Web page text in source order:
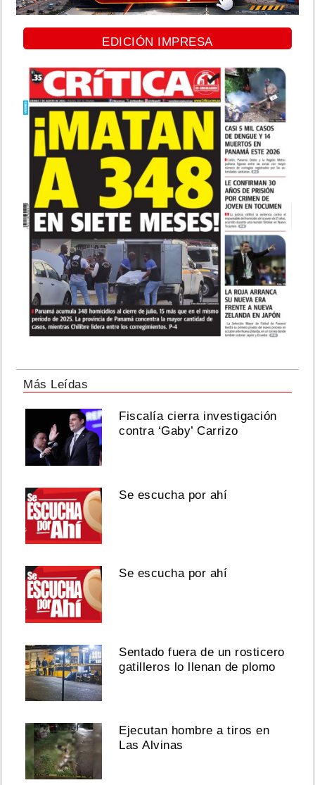
EDICIÓN IMPRESA
Más Leídas
Fiscalía cierra investigación
contra ‘Gaby’ Carrizo
Se escucha por ahí
Se escucha por ahí
Sentado fuera de un rosticero
gatilleros lo llenan de plomo
Ejecutan hombre a tiros en
Las Alvinas